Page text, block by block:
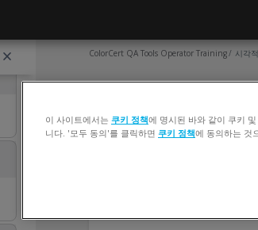
ColorCert QA Tools Operator Training 시각
웹페이지
이 사이트에서는 쿠키 정책에 명시된 바와 같이 쿠키
니다. '모두 동의'를 클릭하면 쿠키 정책에 동의하는 것